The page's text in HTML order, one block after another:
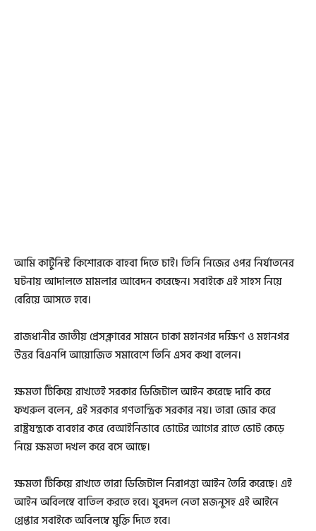
আমি কার্টুনিস্ট কিশোরকে বাহবা দিতে চাই। তিনি নিজের ওপর নির্যাতনের
ঘটনায় আদালতে মামলার আবেদন করেছেন। সবাইকে এই সাহস নিয়ে
বেরিয়ে আসতে হবে।
রাজধানীর জাতীয় প্রেসক্লাবের সামনে ঢাকা মহানগর দক্ষিণ ও মহানগর
উত্তর বিএনপি আয়োজিত সমাবেশে তিনি এসব কথা বলেন।
ক্ষমতা টিকিয়ে রাখতেই সরকার ডিজিটাল আইন করেছে দাবি করে
ফখরুল বলেন, এই সরকার গণতান্ত্রিক সরকার নয়। তারা জোর করে
রাষ্ট্রযন্ত্রকে ব্যবহার করে বেআইনিভাবে ভোটের আগের রাতে ভোট কেড়ে
নিয়ে ক্ষমতা দখল করে বসে আছে।
ক্ষমতা টিকিয়ে রাখতে তারা ডিজিটাল নিরাপত্তা আইন তৈরি করেছে। এই
আইন অবিলম্বে বাতিল করতে হবে। যুবদল নেতা মজনুসহ এই আইনে
গ্রেপ্তার সবাইকে অবিলম্বে মুক্তি দিতে হবে।